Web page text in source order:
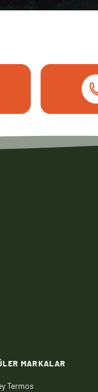
MARKALAR
Termos